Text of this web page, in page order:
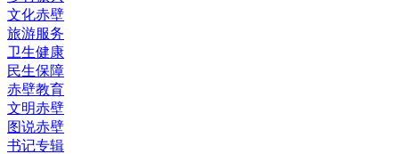
文化赤壁
旅游服务
卫生健康
民生保障
赤壁教育
文明赤壁
图说赤壁
书记专辑